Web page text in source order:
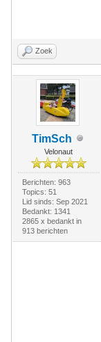
Zoek
TimSch
Velonaut
Berichten: 963
Topics: 51
Lid sinds: Sep 2021
Bedankt: 1341
2865 x bedankt in
913 berichten